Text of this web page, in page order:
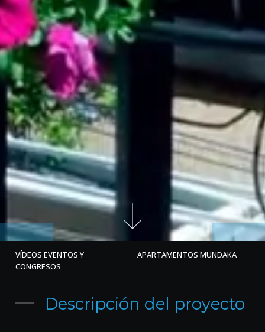
VÍDEOS EVENTOS Y
CONGRESOS
APARTAMENTOS MUNDAKA
Descripción del proyecto